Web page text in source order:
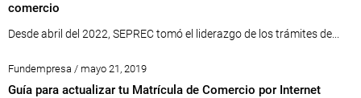
comercio
Desde abril del 2022, SEPREC tomó el liderazgo de los trámites de...
Fundempresa / mayo 21, 2019
Guía para actualizar tu Matrícula de Comercio por Internet